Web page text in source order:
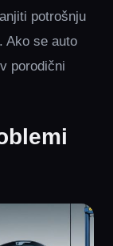
potrošnju
Ako se auto
porodični